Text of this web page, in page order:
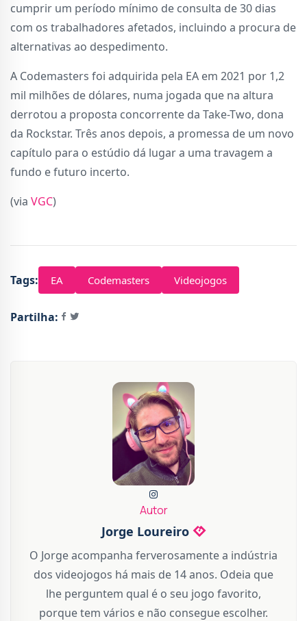
cumprir um período mínimo de consulta de 30 dias
com os trabalhadores afetados, incluindo a procura de
alternativas ao despedimento.
A Codemasters foi adquirida pela EA em 2021 por 1,2
mil milhões de dólares, numa jogada que na altura
derrotou a proposta concorrente da Take-Two, dona
da Rockstar. Três anos depois, a promessa de um novo
capítulo para o estúdio dá lugar a uma travagem a
fundo e futuro incerto.
(via VGC)
Tags: EA Codemasters Videojogos
Partilha:
Autor
Jorge Loureiro
O Jorge acompanha ferverosamente a indústria
dos videojogos há mais de 14 anos. Odeia que
lhe perguntem qual é o seu jogo favorito,
porque tem vários e não consegue escolher.